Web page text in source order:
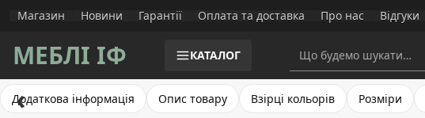
Магазин Новини Гарантії Оплата та доставка Про нас Відгуки
МЕБЛІ ІФ КАТАЛОГ
‹
Додаткова інформація Опис товару Взірці кольорів Розміри